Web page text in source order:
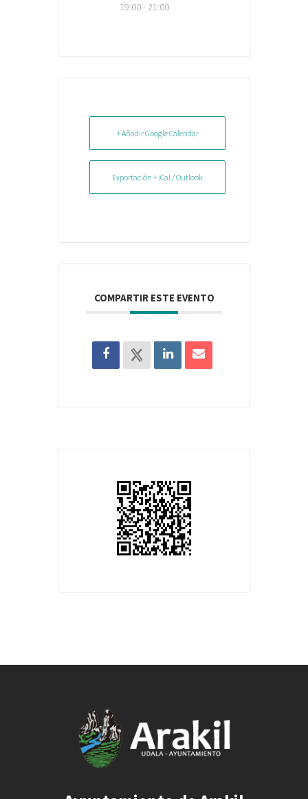
19:00 - 21:00
+ Añadir Google Calendar
Exportación + iCal / Outlook
COMPARTIR ESTE EVENTO